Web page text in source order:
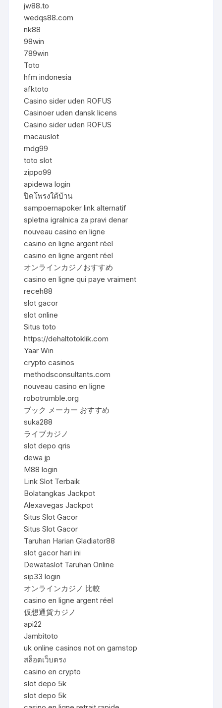
jw88.to
wedqs88.com
nk88
98win
789win
Toto
hfm indonesia
afktoto
Casino sider uden ROFUS
Casinoer uden dansk licens
Casino sider uden ROFUS
macauslot
mdg99
toto slot
zippo99
apidewa login
ปิดโพรงใต้บ้าน
sampoernapoker link alternatif
spletna igralnica za pravi denar
nouveau casino en ligne
casino en ligne argent réel
casino en ligne argent réel
オンラインカジノおすすめ
casino en ligne qui paye vraiment
receh88
slot gacor
slot online
Situs toto
https://dehaltotoklik.com
Yaar Win
crypto casinos
methodsconsultants.com
nouveau casino en ligne
robotrumble.org
ブック メーカー おすすめ
suka288
ライブカジノ
slot depo qris
dewa jp
M88 login
Link Slot Terbaik
Bolatangkas Jackpot
Alexavegas Jackpot
Situs Slot Gacor
Situs Slot Gacor
Taruhan Harian Gladiator88
slot gacor hari ini
Dewataslot Taruhan Online
sip33 login
オンラインカジノ 比較
casino en ligne argent réel
仮想通貨カジノ
api22
Jambitoto
uk online casinos not on gamstop
สล็อตเว็บตรง
casino en crypto
slot depo 5k
slot depo 5k